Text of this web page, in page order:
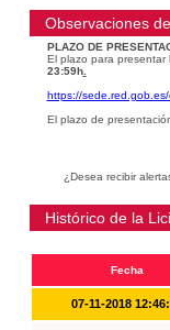
Observaciones
PLAZO DE
El plazo para presentar
23:59h.
https://
El plazo de
¿Desea recibir
Histórico de la
Fecha
07-11-2018